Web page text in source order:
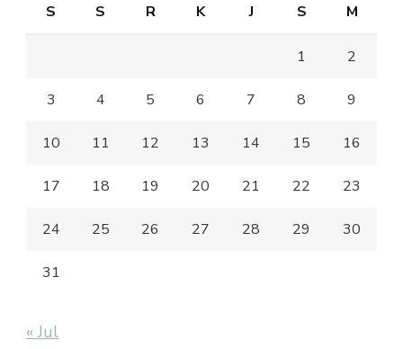
S S R K J S M
1 2
3 4 5 6 7 8 9
10 11 12 13 14 15 16
17 18 19 20 21 22 23
24 25 26 27 28 29 30
31
« Jul